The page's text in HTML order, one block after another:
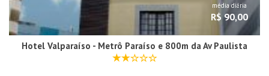
média diária
R$ 90,00
Hotel Valparaíso - Metrô Paraíso e 800m da Av Paulista